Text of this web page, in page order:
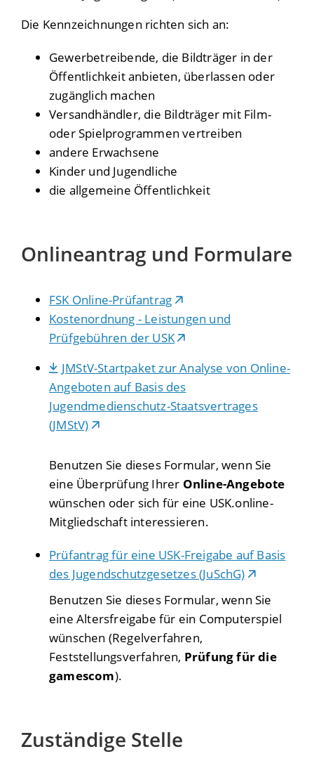
Die Kennzeichnungen richten sich an:
Gewerbetreibende, die Bildträger in der
Öffentlichkeit anbieten, überlassen oder
zugänglich machen
Versandhändler, die Bildträger mit Film-
oder Spielprogrammen vertreiben
andere Erwachsene
Kinder und Jugendliche
die allgemeine Öffentlichkeit
Onlineantrag und Formulare
FSK Online-Prüfantrag
Kostenordnung - Leistungen und
Prüfgebühren der USK
JMStV-Startpaket zur Analyse von Online-
Angeboten auf Basis des
Jugendmedienschutz-Staatsvertrages
(JMStV)
Benutzen Sie dieses Formular, wenn Sie
eine Überprüfung Ihrer Online-Angebote
wünschen oder sich für eine USK.online-
Mitgliedschaft interessieren.
Prüfantrag für eine USK-Freigabe auf Basis
des Jugendschutzgesetzes (JuSchG)
Benutzen Sie dieses Formular, wenn Sie
eine Altersfreigabe für ein Computerspiel
wünschen (Regelverfahren,
Feststellungsverfahren, Prüfung für die
gamescom).
Zuständige Stelle